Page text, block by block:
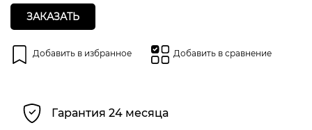
ЗАКАЗАТЬ
Добавить в избранное Добавить в сравнение
Гарантия 24 месяца